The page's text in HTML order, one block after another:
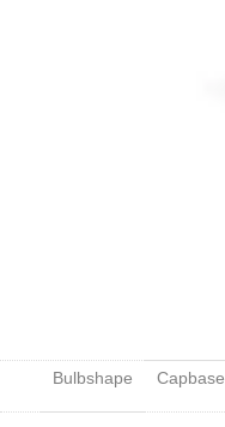
Bulbshape Capbase